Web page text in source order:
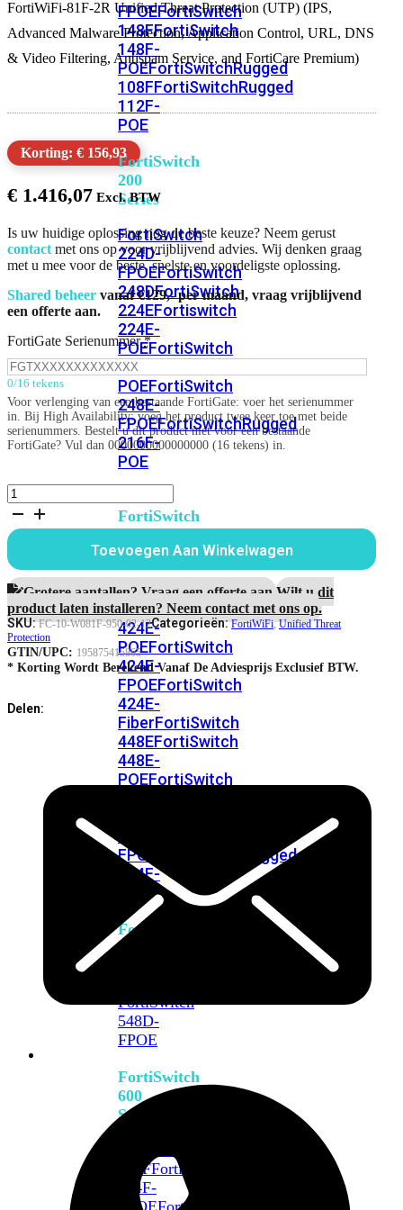
FPOEFortiSwitch
148FFortiSwitch
148F-
POEFortiSwitchRugged
108FFortiSwitchRugged
112F-
POE
FortiSwitch
200
Series
FortiSwitch
224D-
FPOEFortiSwitch
248DFortiSwitch
224EFortiswitch
224E-
POEFortiSwitch
248E-
POEFortiSwitch
248E-
FPOEFortiSwitchRugged
216F-
POE
FortiSwitch
Series
FortiSwitch
424EFortiSwitch
424E-
POEFortiSwitch
424E-
FPOEFortiSwitch
424E-
FiberFortiSwitch
448EFortiSwitch
448E-
POEFortiSwitch
FPOE
FortiSwitchRugged
424F-
FortiSwitch
500
FortiSwitch
548D-
FPOE
FortiSwitch
600
Series
624FFortiSwitch
624F-
FPOEFortiSwitch
FortiWiFi-81F-2R Unified Threat Protection (UTP) (IPS,
Advanced Malware Protection, Application Control, URL, DNS
& Video Filtering, Antispam Service, and FortiCare Premium)
Korting: € 156,93
€ 1.416,07
Is uw huidige oplossing nog de beste keuze? Neem gerust
contact met ons op voor vrijblijvend advies. Wij denken graag
met u mee voor de beste, snelste en voordeligste oplossing.
Shared beheer vanaf €129,- per maand, vraag vrijblijvend
een offerte aan.
FortiGate Serienummer *
0/16 tekens
Voor verlenging van een bestaande FortiGate: voer het serienummer
in. Bij High Availability: voeg het product twee keer toe met beide
serienummers. Bestelt u dit product niet voor een bestaande
FortiGate? Vul dan 0000000000000000 (16 tekens) in.
FortiWiFi-
81F-
1
jaar
Unified
Threat
Protection
aantal
Toevoegen Aan Winkelwagen
Grotere aantallen? Vraag een offerte aan.Wilt u dit
product laten installeren? Neem contact met ons op.
SKU:FC-10-W081F-950-02-12Categorieën:FortiWiFi,Unified Threat
Protection
GTIN/UPC: 195875415865
* Korting Wordt Berekend Vanaf De Adviesprijs Exclusief BTW.
Delen: